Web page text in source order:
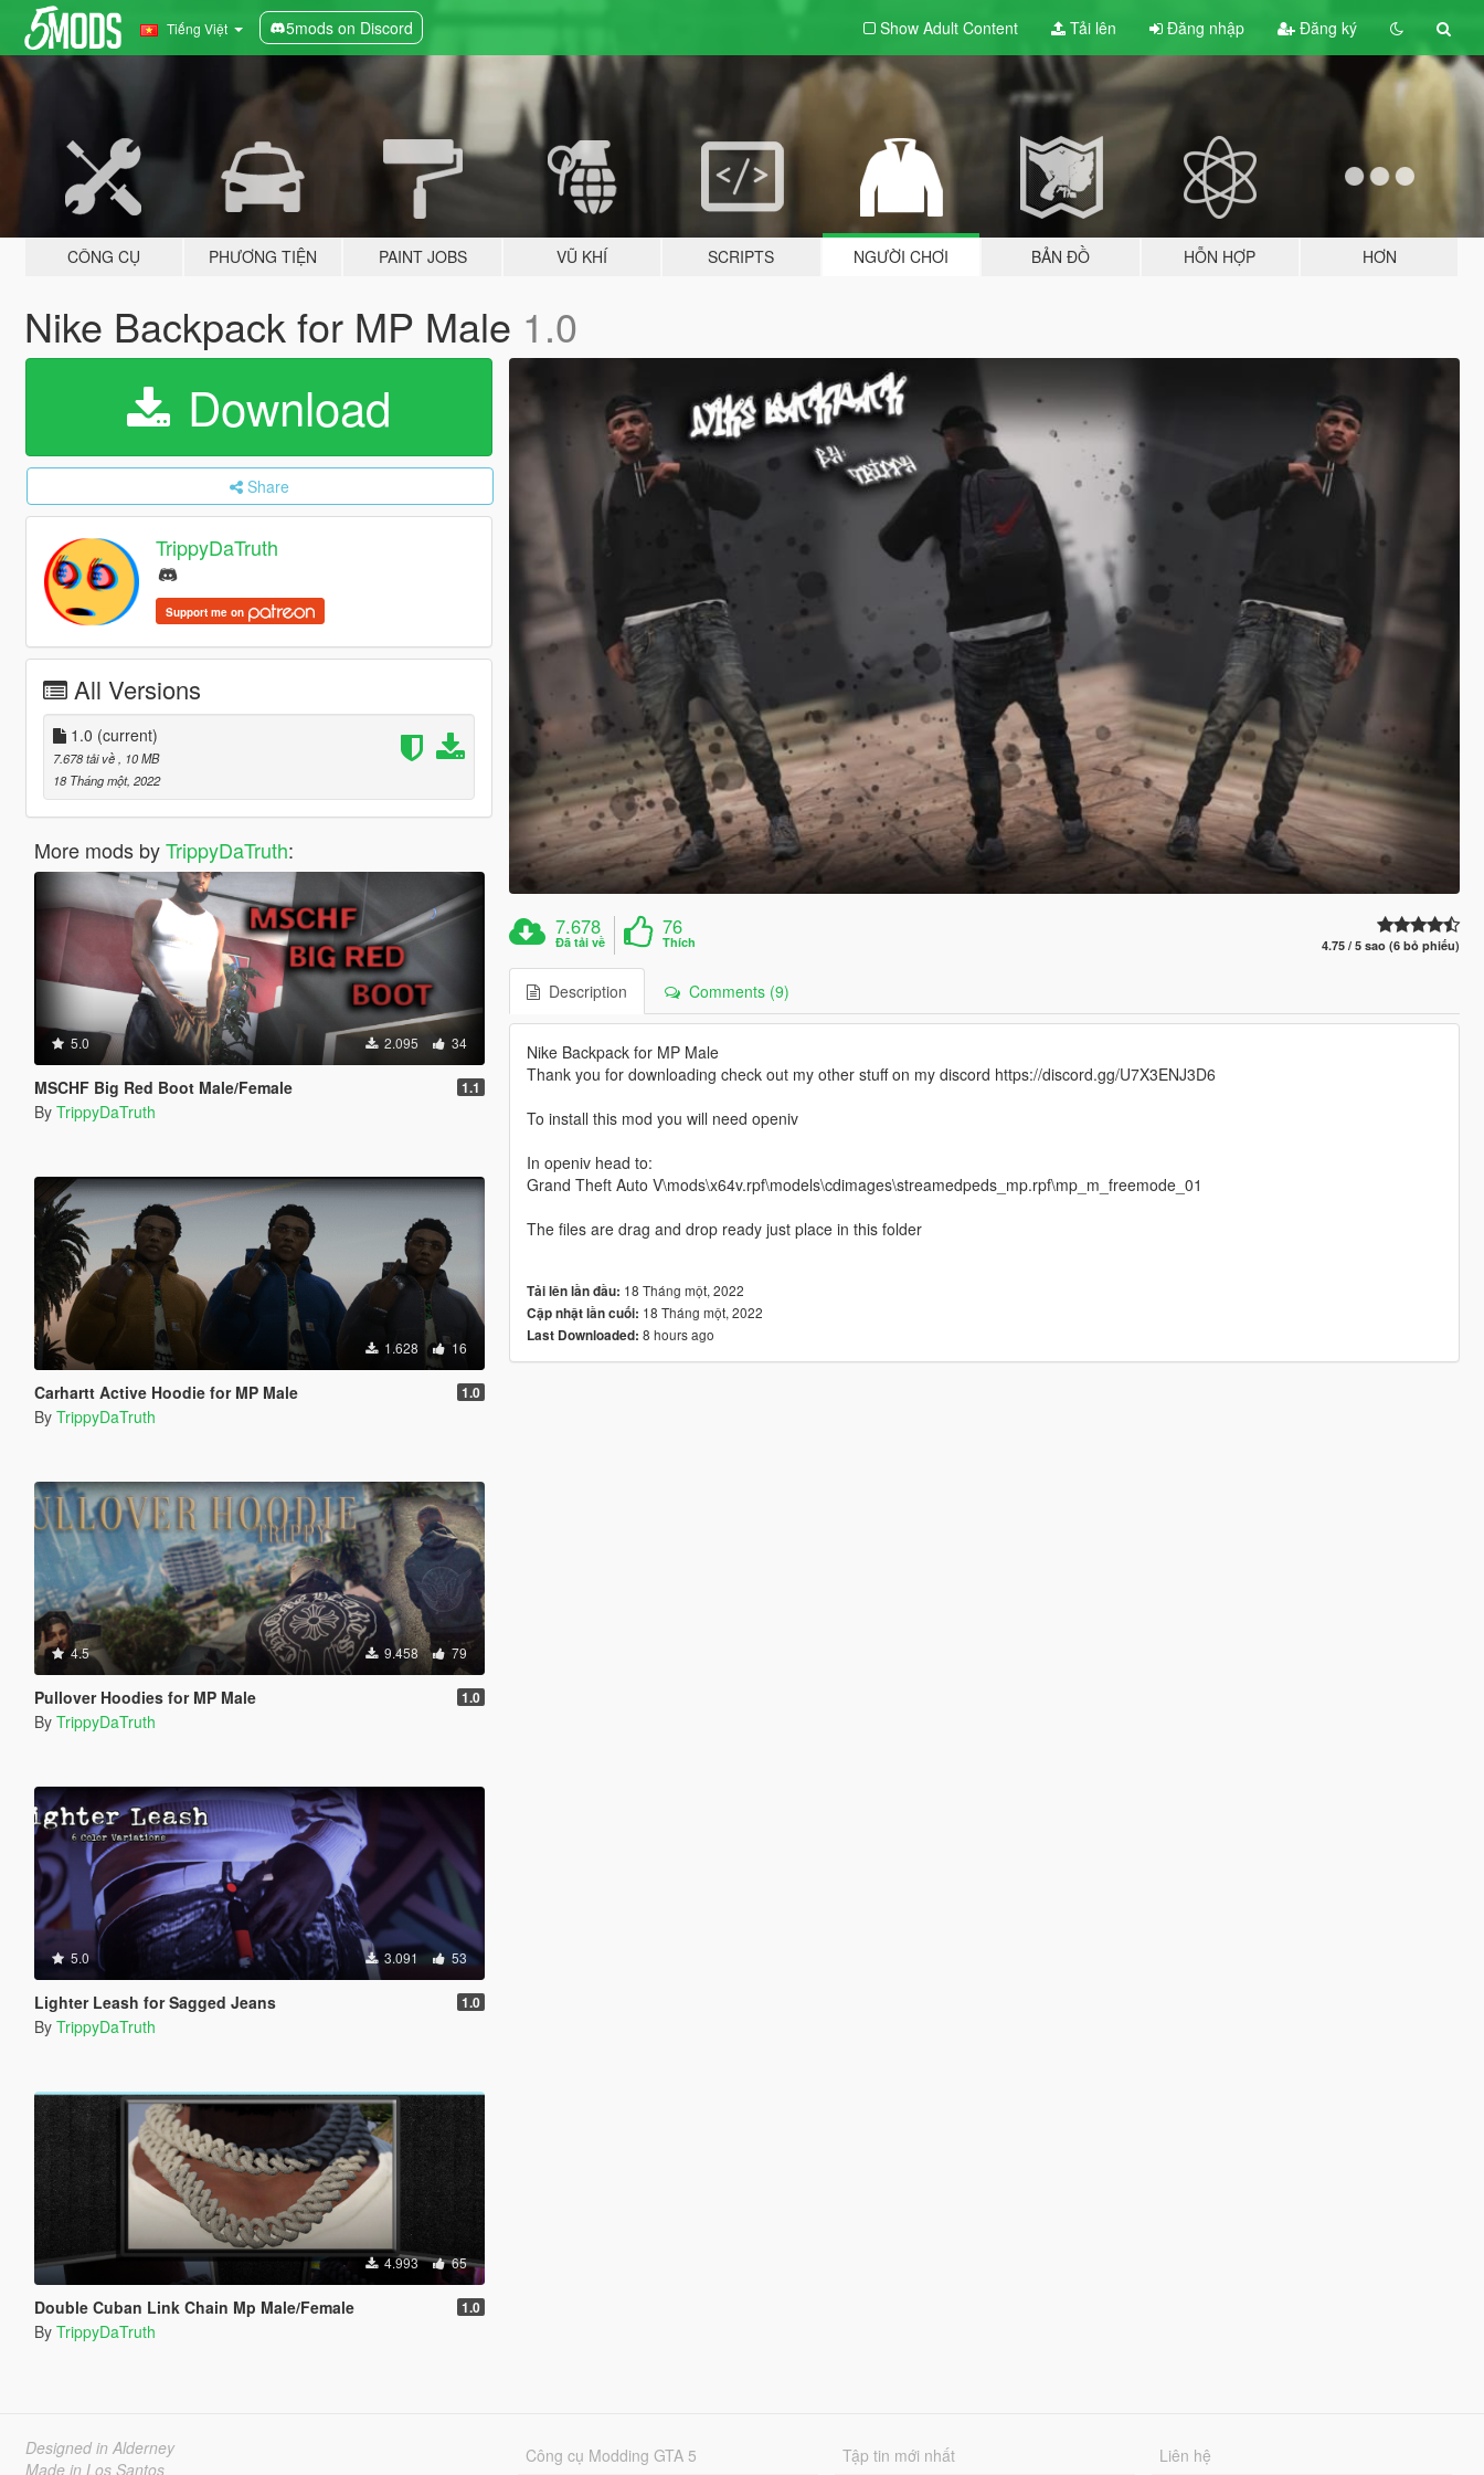
Tiếng Việt 5mods on Discord Show Adult Content Tải lên Đăng nhập Đăng ký
CÔNG CỤ PHƯƠNG TIỆN PAINT JOBS VŨ KHÍ SCRIPTS NGƯỜI CHƠI BẢN ĐỒ HỖN HỢP HƠN
Nike Backpack for MP Male 1.0
Download
Share
TrippyDaTruth
Support me on
All Versions
1.0 (current)
7.678 tải về
, 10 MB
18 Tháng một, 2022
More mods byTrippyDaTruth:
5.0 2.095 34
MSCHF Big Red Boot Male/Female 1.1
By TrippyDaTruth
1.628 16
Carhartt Active Hoodie for MP Male 1.0
By TrippyDaTruth
4.5 9.458 79
Pullover Hoodies for MP Male 1.0
By TrippyDaTruth
5.0 3.091 53
Lighter Leash for Sagged Jeans 1.0
By TrippyDaTruth
4.993 65
Double Cuban Link Chain Mp Male/Female 1.0
By TrippyDaTruth
7.678
Đã tải về
76
Thích 4.75 / 5 sao (6 bỏ phiếu)
Description Comments (9)
Nike Backpack for MP Male
Thank you for downloading check out my other stuff on my discord https://discord.gg/U7X3ENJ3D6
To install this mod you will need openiv
In openiv head to:
Grand Theft Auto V\mods\x64v.rpf\models\cdimages\streamedpeds_mp.rpf\mp_m_freemode_01
The files are drag and drop ready just place in this folder
Tải lên lần đầu: 18 Tháng một, 2022
Cập nhật lần cuối: 18 Tháng một, 2022
Last Downloaded: 8 hours ago
Designed in Alderney
Made in Los Santos
Công cụ Modding GTA 5 Tập tin mới nhất Liên hệ